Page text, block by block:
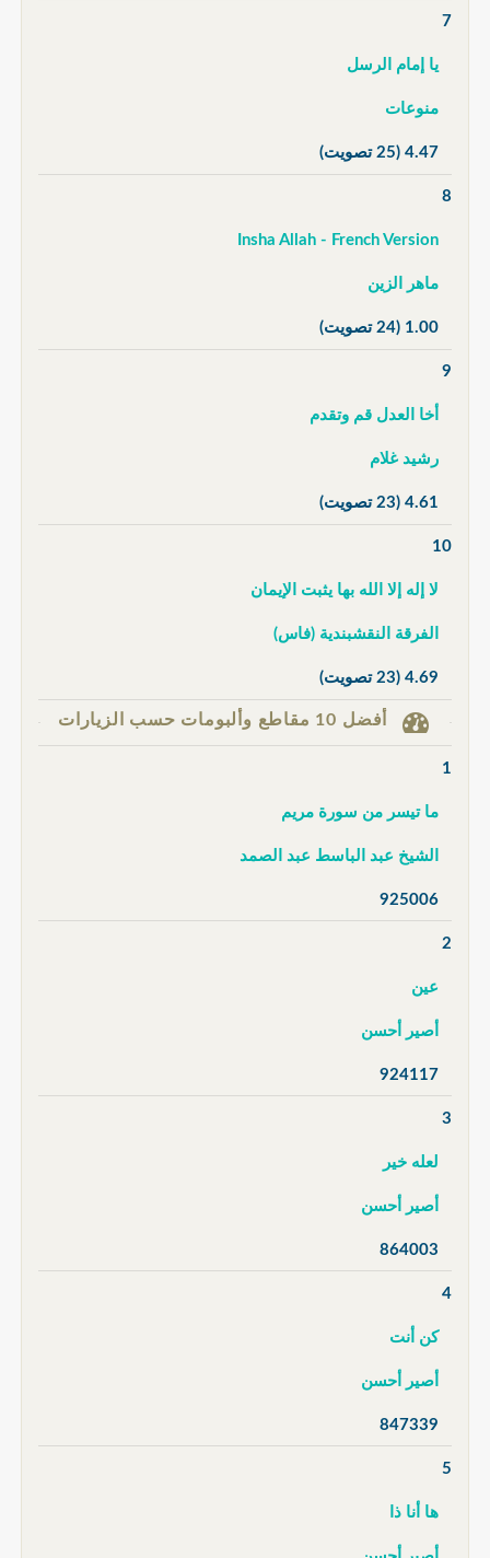
7
يا إمام الرسل
منوعات
4.47 (25 تصويت)
8
Insha Allah - French Version
ماهر الزين
1.00 (24 تصويت)
9
أخا العدل قم وتقدم
رشيد غلام
4.61 (23 تصويت)
10
لا إله إلا الله بها يثبت الإيمان
الفرقة النقشبندية (فاس)
4.69 (23 تصويت)
أفضل 10 مقاطع وألبومات حسب الزيارات
1
ما تيسر من سورة مريم
الشيخ عبد الباسط عبد الصمد
925006
2
عين
أصير أحسن
924117
3
لعله خير
أصير أحسن
864003
4
كن أنت
أصير أحسن
847339
5
ها أنا ذا